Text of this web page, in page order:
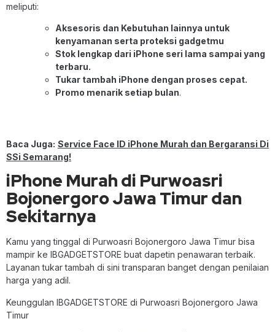
meliputi:
Aksesoris dan Kebutuhan lainnya untuk
kenyamanan serta proteksi gadgetmu
Stok lengkap dari iPhone seri lama sampai yang
terbaru.
Tukar tambah iPhone dengan proses cepat.
Promo menarik setiap bulan.
Baca Juga: Service Face ID iPhone Murah dan Bergaransi Di
SSi Semarang!
iPhone Murah di Purwoasri
Bojonergoro Jawa Timur dan
Sekitarnya
Kamu yang tinggal di Purwoasri Bojonergoro Jawa Timur bisa
mampir ke IBGADGETSTORE buat dapetin penawaran terbaik.
Layanan tukar tambah di sini transparan banget dengan penilaian
harga yang adil.
Keunggulan IBGADGETSTORE di Purwoasri Bojonergoro Jawa
Timur